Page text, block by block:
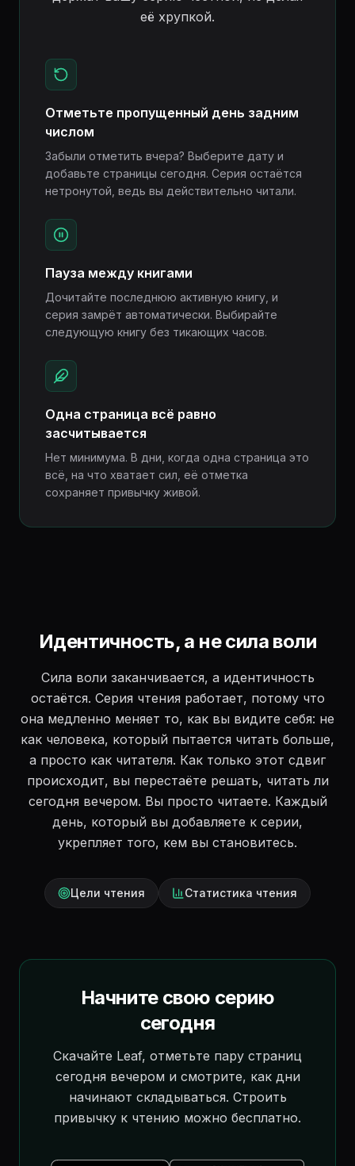
её хрупкой.
Отметьте пропущенный день задним
числом
Забыли отметить вчера? Выберите дату и
добавьте страницы сегодня. Серия остаётся
нетронутой, ведь вы действительно читали.
Пауза между книгами
Дочитайте последнюю активную книгу, и
серия замрёт автоматически. Выбирайте
следующую книгу без тикающих часов.
Одна страница всё равно
засчитывается
Нет минимума. В дни, когда одна страница это
всё, на что хватает сил, её отметка
сохраняет привычку живой.
Идентичность, а не сила воли
Сила воли заканчивается, а идентичность
остаётся. Серия чтения работает, потому что
она медленно меняет то, как вы видите себя: не
как человека, который пытается читать больше,
а просто как читателя. Как только этот сдвиг
происходит, вы перестаёте решать, читать ли
сегодня вечером. Вы просто читаете. Каждый
день, который вы добавляете к серии,
укрепляет того, кем вы становитесь.
Цели чтения Статистика чтения
Начните свою серию
сегодня
Скачайте Leaf, отметьте пару страниц
сегодня вечером и смотрите, как дни
начинают складываться. Строить
привычку к чтению можно бесплатно.